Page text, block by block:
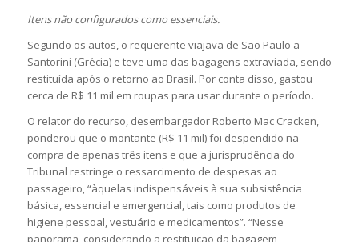
Itens não configurados como essenciais.
Segundo os autos, o requerente viajava de São Paulo a
Santorini (Grécia) e teve uma das bagagens extraviada, sendo
restituída após o retorno ao Brasil. Por conta disso, gastou
cerca de R$ 11 mil em roupas para usar durante o período.
O relator do recurso, desembargador Roberto Mac Cracken,
ponderou que o montante (R$ 11 mil) foi despendido na
compra de apenas três itens e que a jurisprudência do
Tribunal restringe o ressarcimento de despesas ao
passageiro, “àquelas indispensáveis à sua subsistência
básica, essencial e emergencial, tais como produtos de
higiene pessoal, vestuário e medicamentos”. “Nesse
panorama, considerando a restituição da bagagem